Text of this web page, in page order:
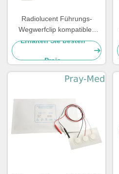
Radiolucent Führungs-
Wegwerfclip kompatibles
Covidien ECG-
Erhalten Sie besten
Preis